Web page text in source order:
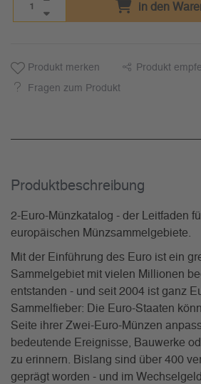
in den
Produkt merken Produkt
Fragen zum Produkt
Produkt­beschreibung
2-Euro-Münzkatalog - der Leitfaden
europäischen Münzsammelgebiete.
Mit der Einführung des Euro ist ein
Sammelgebiet mit vielen Millionen
entstanden - und seit 2004 ist ganz
Sammelfieber: Die Euro-Staaten
Seite ihrer Zwei-Euro-Münzen
bedeutende Ereignisse, Bauwerke
zu erinnern. Bislang sind über 400
geprägt worden - und im